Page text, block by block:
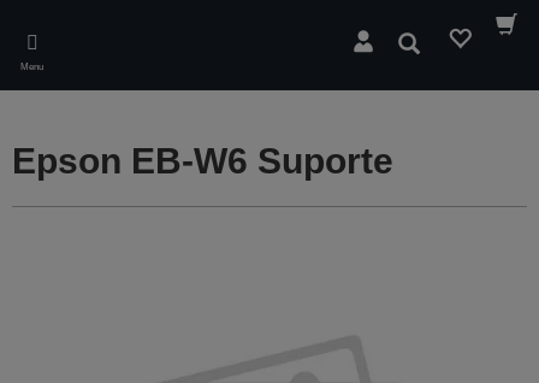
main
content
Menu
Pesquisar
Epson EB-W6 Suporte